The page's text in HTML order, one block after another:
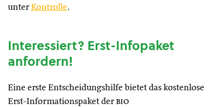
unterKontrolle.
Interessiert? Erst-Infopaket
anfordern!
Eine erste Entscheidungshilfe bietet das kostenlose
Erst-Informationspaket der bio